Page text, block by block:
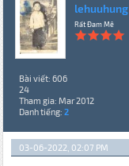
lehuuhung
Rất Đam Mê
Bài viết: 606
24
Tham gia: Mar 2012
Danh tiếng: 2
03-06-2022, 02:07 PM